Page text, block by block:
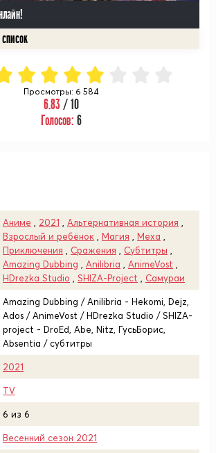
Просмотры: 6 584
6.83/ 10
Голосов: 6
Аниме 2021 Альтернативная история
Взрослый и ребёнок
Магия Меха
Приключения
Сражения Субтитры
Amazing Dubbing
Anilibria AnimeVost
HDrezka Studio
SHIZA-Project Самураи
Amazing Dubbing / Anilibria - Hekomi, Dejz,
Ados / AnimeVost / HDrezka Studio / SHIZA-
project - DroEd, Abe, Nitz, ГусьБорис,
Absentia / субтитры
2021
TV
6 из 6
Весенний сезон 2021